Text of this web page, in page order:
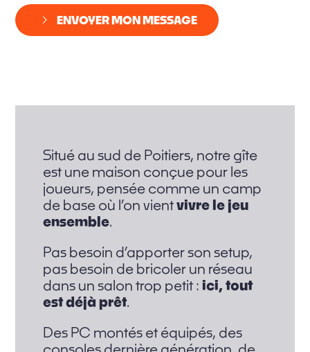
ENVOYER MON MESSAGE
Situé au sud de Poitiers, notre gîte
est une maison conçue pour les
joueurs, pensée comme un camp
de base où l’on vientvivre le jeu
ensemble.
Pas besoin d’apporter son setup,
pas besoin de bricoler un réseau
dans un salon trop petit : ici, tout
est déjà prêt.
Des PC montés et équipés, des
consoles dernière génération, de